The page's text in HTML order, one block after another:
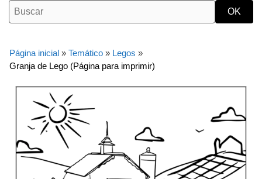
Página inicial » Temático » Legos »
Granja de Lego (Página para imprimir)